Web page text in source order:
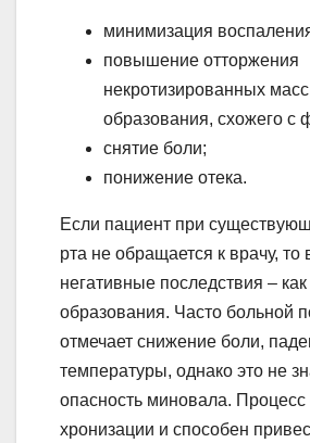
минимизация
повышение отторжения
некротизированных
образования, схожего с
снятие боли;
понижение отека.
Если пациент при
рта не обращается к врачу, то
негативные последствия –
образования. Часто больной
отмечает снижение боли,
температуры, однако это не
опасность миновала. Процесс
хронизации и способен